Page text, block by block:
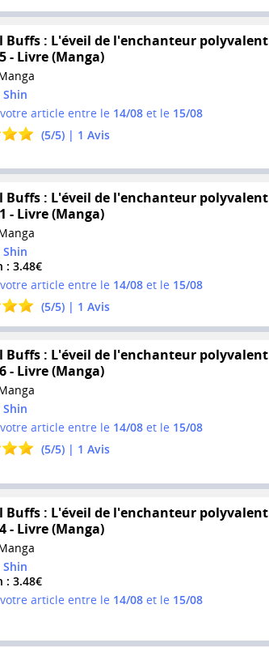
Buffs : L'éveil de l'enchanteur
- Livre (Manga)
votre article entre le 14/08et le 15/08
(5/5) | 1 Avis
Buffs : L'éveil de l'enchanteur
- Livre (Manga)
: 3.48€
votre article entre le 14/08et le 15/08
(5/5) | 1 Avis
Buffs : L'éveil de l'enchanteur
- Livre (Manga)
votre article entre le 14/08et le 15/08
(5/5) | 1 Avis
Buffs : L'éveil de l'enchanteur
- Livre (Manga)
: 3.48€
votre article entre le 14/08et le 15/08